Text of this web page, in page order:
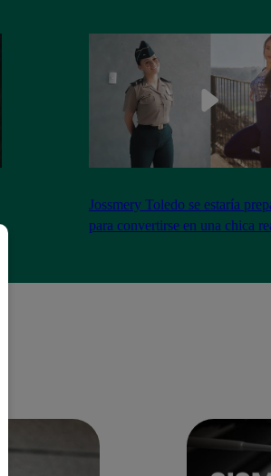
Jossmery Toledo se estaría
para convertirse en una chica